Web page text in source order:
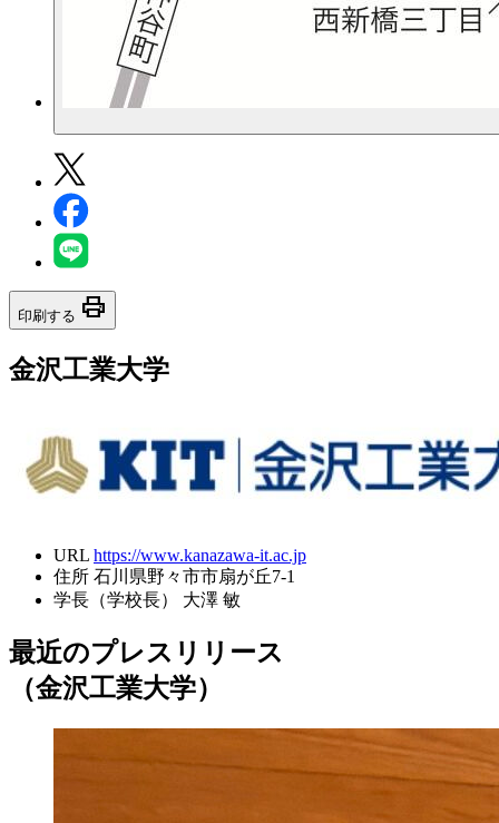
印刷する print
金沢工業大学
URL https://www.kanazawa-it.ac.jp
住所 石川県野々市市扇が丘7-1
学長（学校長）
大澤 敏
最近のプレスリリース
（金沢工業大学）